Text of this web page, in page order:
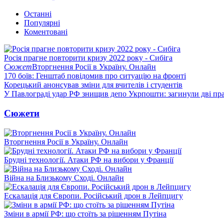
Останні
Популярні
Коментовані
Росія прагне повторити кризу 2022 року - Сибіга
СюжетВторгнення Росії в Україну. Онлайн
170 боїв: Генштаб повідомив про ситуацію на фронті
Корецький анонсував зміни для вчителів і студентів
У Павлограді удар РФ знищив депо Укрпошти: загинули дві
Сюжети
Вторгнення Росії в Україну. Онлайн
Брудні технології. Атаки РФ на вибори у Франції
Війна на Близькому Сході. Онлайн
Ескалація для Європи. Російський дрон в Лейпцигу
Зміни в армії РФ: що стоїть за рішенням Путіна